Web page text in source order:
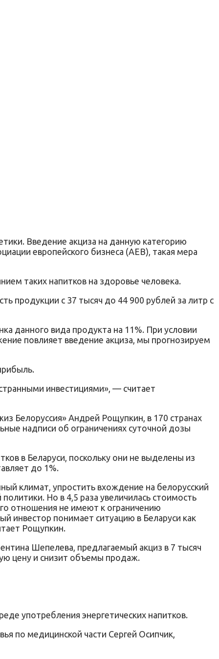
Введение акциза на данную категорию
европейского бизнеса (AEB), такая мера
таких напитков на здоровье человека.
продукции с 37 тысяч до 44 900 рублей за литр с
данного вида продукта на 11%. При условии
повлияет введение акциза, мы прогнозируем
инвестициями», — считает
Белоруссия» Андрей Рощупкин, в 170 странах
надписи об ограничениях суточной дозы
в Беларуси, поскольку они не выделены из
до 1%.
климат, упростить вхождение на белорусский
Но в 4,5 раза увеличилась стоимость
отношения не имеют к ограничению
инвестор понимает ситуацию в Беларуси как
Рощупкин.
Шепелева, предлагаемый акциз в 7 тысяч
цену и снизит объемы продаж.
употребления энергетических напитков.
по медицинской части Сергей Осипчик,